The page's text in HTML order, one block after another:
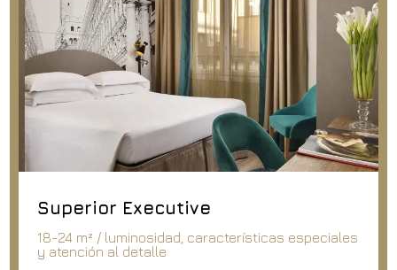
Superior Executive
18-24 m² / luminosidad, características especiales
y atención al detalle